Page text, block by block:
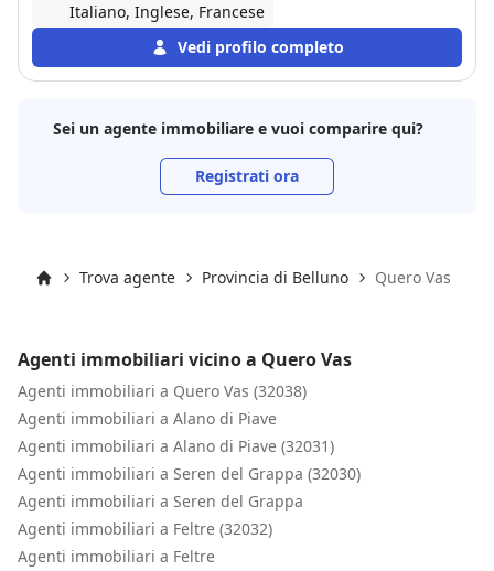
Italiano, Inglese, Francese
Vedi profilo completo
Sei un agente immobiliare e vuoi comparire qui?
Registrati ora
Trova agente Provincia di Belluno Quero Vas
Agenti immobiliari vicino a Quero Vas
Agenti immobiliari a Quero Vas (32038)
Agenti immobiliari a Alano di Piave
Agenti immobiliari a Alano di Piave (32031)
Agenti immobiliari a Seren del Grappa (32030)
Agenti immobiliari a Seren del Grappa
Agenti immobiliari a Feltre (32032)
Agenti immobiliari a Feltre